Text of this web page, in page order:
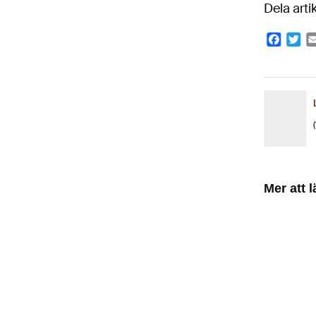
Dela
Mer att